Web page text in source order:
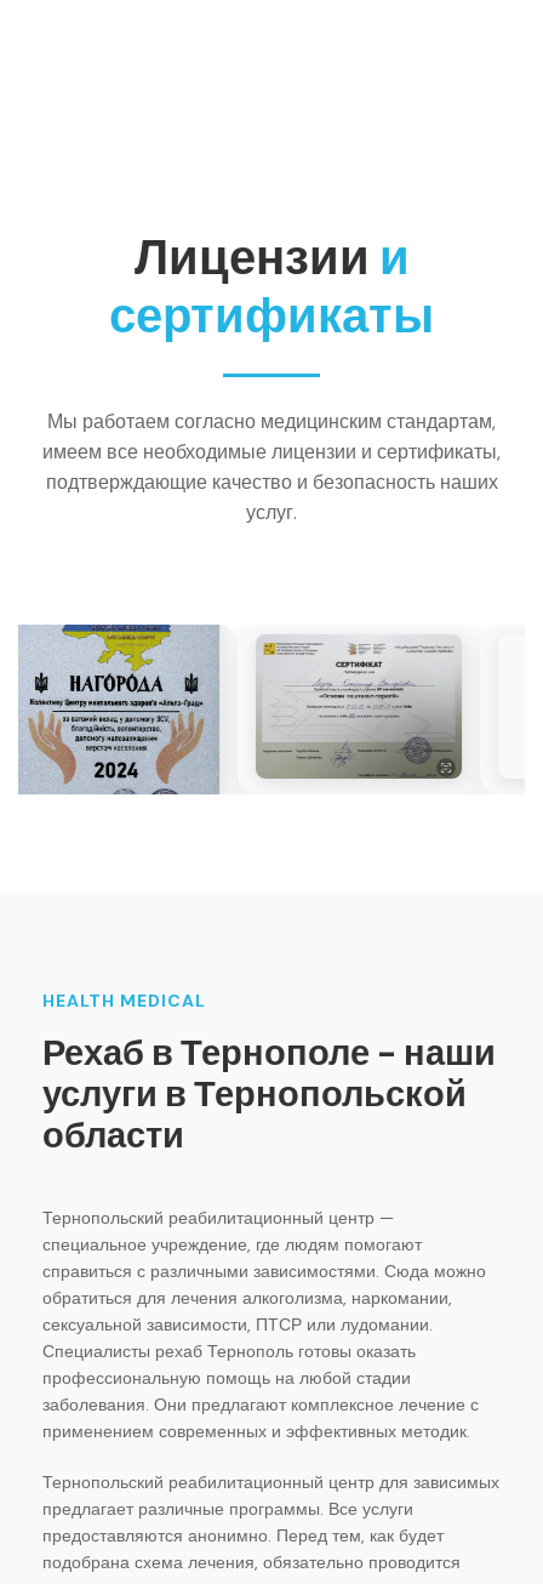
Лицензии и
сертификаты
Мы работаем согласно медицинским стандартам,
имеем все необходимые лицензии и сертификаты,
подтверждающие качество и безопасность наших
услуг.
HEALTH MEDICAL
Рехаб в Тернополе - наши
услуги в Тернопольской
области
Тернопольский реабилитационный центр —
специальное учреждение, где людям помогают
справиться с различными зависимостями. Сюда можно
обратиться для лечения алкоголизма, наркомании,
сексуальной зависимости, ПТСР или лудомании.
Специалисты рехаб Тернополь готовы оказать
профессиональную помощь на любой стадии
заболевания. Они предлагают комплексное лечение с
применением современных и эффективных методик.
Тернопольский реабилитационный центр для зависимых
предлагает различные программы. Все услуги
предоставляются анонимно. Перед тем, как будет
подобрана схема лечения, обязательно проводится